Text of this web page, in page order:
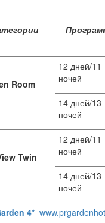
Room
12 дней/11
ночей
14 дней/13
ночей
Twin
12 дней/11
ночей
14 дней/13
ночей
4*